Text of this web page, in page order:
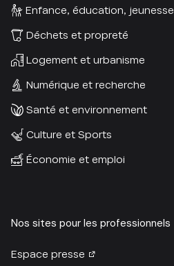
Enfance, éducation, jeunesse
Déchets et propreté
Logement et urbanisme
Numérique et recherche
Santé et environnement
Culture et Sports
Économie et emploi
Nos sites pour les professionnels
Espace presse